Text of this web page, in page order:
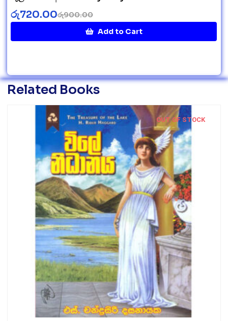
රු900.00
රු720.00
Add to Cart
Related Books
OUT OF STOCK